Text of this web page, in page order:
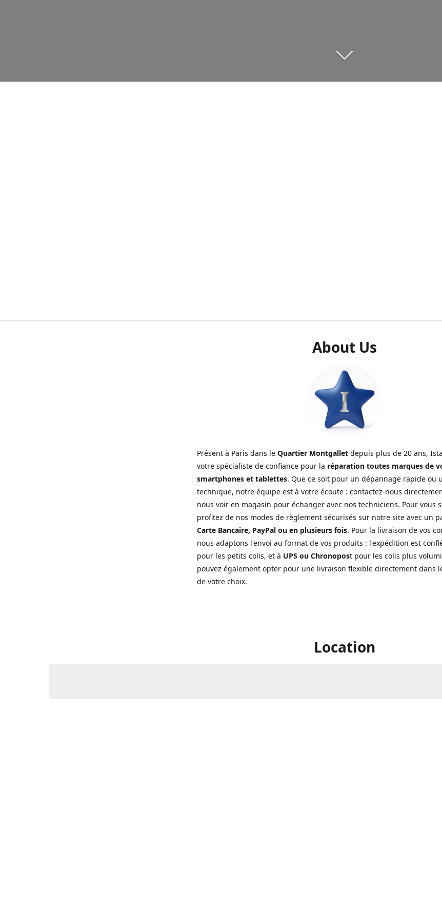
About Us
Présent à Paris dans le Quartier Montgallet depuis plus de 20 ans,
votre spécialiste de confiance pour la réparation toutes marques de
smartphones et tablettes. Que ce soit pour un dépannage rapide ou
technique, notre équipe est à votre écoute : contactez-nous
nous voir en magasin pour échanger avec nos techniciens. Pour vous
profitez de nos modes de règlement sécurisés sur notre site avec un
Carte Bancaire, PayPal ou en plusieurs fois. Pour la livraison de vos
nous adaptons l'envoi au format de vos produits : l'expédition est
pour les petits colis, et à UPS ou Chronopost pour les colis plus
pouvez également opter pour une livraison flexible directement dans
de votre choix.
Location